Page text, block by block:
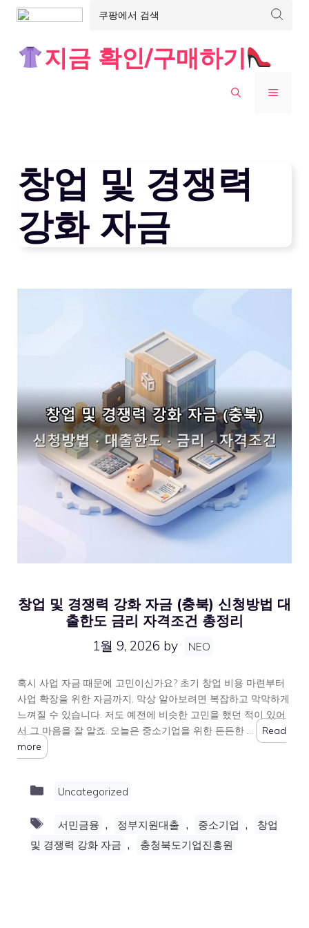
지금 확인/구매하기
MENU
창업 및 경쟁력
강화 자금
창업 및 경쟁력 강화 자금 (충북) 신청방법 대
출한도 금리 자격조건 총정리
1월 9, 2026 by NEO
혹시 사업 자금 때문에 고민이신가요? 초기 창업 비용 마련부터
사업 확장을 위한 자금까지, 막상 알아보려면 복잡하고 막막하게
느껴질 수 있습니다. 저도 예전에 비슷한 고민을 했던 적이 있어
서 그 마음을 잘 알죠. 오늘은 중소기업을 위한 든든한 …
Read
more
Categories
Uncategorized
Tags
서민금융 , 정부지원대출 , 중소기업 ,
창업
및 경쟁력 강화 자금 , 충청북도기업진흥원